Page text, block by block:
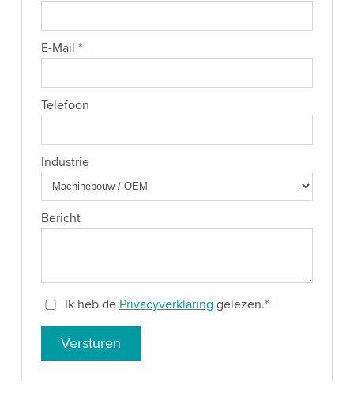
E-Mail *
Telefoon
Industrie
Bericht
Ik heb de Privacyverklaring gelezen.*
Versturen